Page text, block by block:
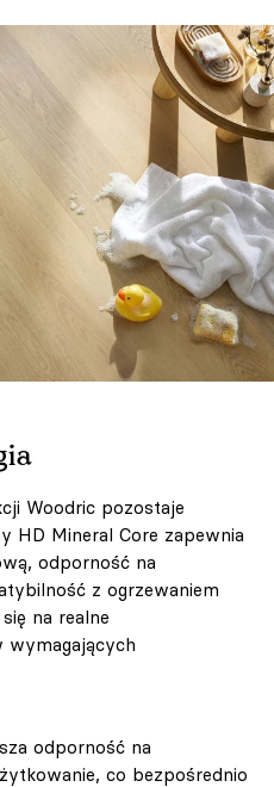
Woodric pozostaje
HD Mineral Core zapewnia
odporność na
z ogrzewaniem
na realne
wymagających
odporność na
co bezpośrednio